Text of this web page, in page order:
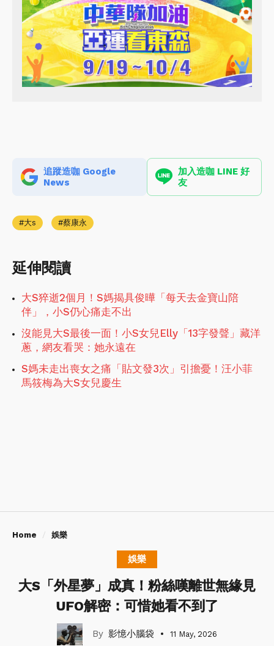
追蹤造咖 Google
News
加入造咖 LINE 好
友
大s 蔡康永
延伸閱讀
大S猝逝2個月！S媽揭具俊曄「每天去金寶山陪
伴」，小S仍心痛走不出
沒能見大S最後一面！小S女兒Elly「13字發聲」藏洋
蔥，網友看哭：她永遠在
S媽未走出喪女之痛「貼文發3次」引擔憂！汪小菲
馬筱梅為大S女兒慶生
Home 娛樂
娛樂
大S「外星夢」成真！粉絲嘆離世無緣見
UFO解密：可惜她看不到了
影憶小腦袋 11 May, 2026